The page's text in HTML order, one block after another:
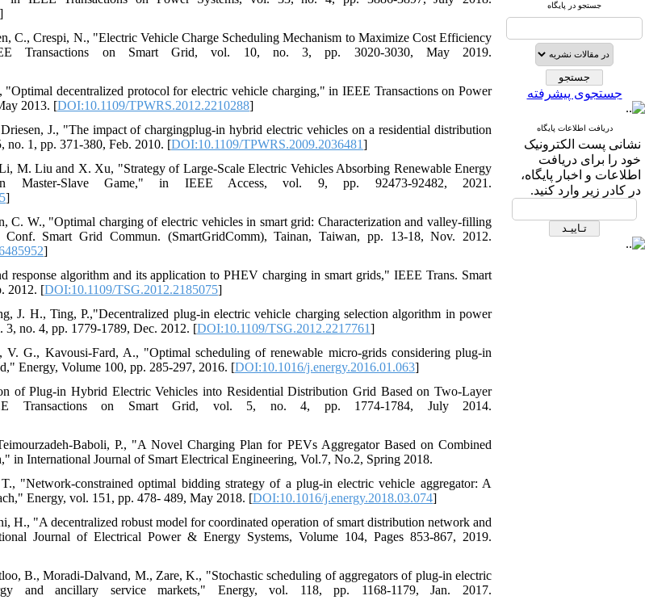
www.search.ricest.ac.ir
www.nqpc.ir
google scholar
جستجو در پایگاه
جستجوی پیشرفته
دریافت اطلاعات پایگاه
نشانی پست الکترونیک
خود را برای دریافت
اطلاعات و اخبار پایگاه،
در کادر زیر وارد کنید.
]
C., Crespi, N., "Electric Vehicle Charge Scheduling Mechanism to Maximize Cost Efficiency
Transactions on Smart Grid, vol. 10, no. 3, pp. 3020-3030, May 2019.
decentralized protocol for electric vehicle charging," in IEEE Transactions on Power
2013. [DOI:10.1109/TPWRS.2012.2210288]
J., "The impact of chargingplug-in hybrid electric vehicles on a residential distribution
no. 1, pp. 371-380, Feb. 2010. [DOI:10.1109/TPWRS.2009.2036481]
M. Liu and X. Xu, "Strategy of Large-Scale Electric Vehicles Absorbing Renewable Energy
Master-Slave Game," in IEEE Access, vol. 9, pp. 92473-92482, 2021.
]
C. W., "Optimal charging of electric vehicles in smart grid: Characterization and valley-filling
Smart Grid Commun. (SmartGridComm), Tainan, Taiwan, pp. 13-18, Nov. 2012.
]
response algorithm and its application to PHEV charging in smart grids," IEEE Trans. Smart
2012. [DOI:10.1109/TSG.2012.2185075]
J. H., Ting, P.,"Decentralized plug-in electric vehicle charging selection algorithm in power
3, no. 4, pp. 1779-1789, Dec. 2012. [DOI:10.1109/TSG.2012.2217761]
G., Kavousi-Fard, A., "Optimal scheduling of renewable micro-grids considering plug-in
Energy, Volume 100, pp. 285-297, 2016. [DOI:10.1016/j.energy.2016.01.063]
of Plug-in Hybrid Electric Vehicles into Residential Distribution Grid Based on Two-Layer
Transactions on Smart Grid, vol. 5, no. 4, pp. 1774-1784, July 2014.
Baboli, P., "A Novel Charging Plan for PEVs Aggregator Based on Combined
in International Journal of Smart Electrical Engineering, Vol.7, No.2, Spring 2018.
"Network-constrained optimal bidding strategy of a plug-in electric vehicle aggregator: A
Energy, vol. 151, pp. 478- 489, May 2018. [DOI:10.1016/j.energy.2018.03.074]
H., "A decentralized robust model for coordinated operation of smart distribution network and
Journal of Electrical Power & Energy Systems, Volume 104, Pages 853-867, 2019.
B., Moradi-Dalvand, M., Zare, K., "Stochastic scheduling of aggregators of plug-in electric
and ancillary service markets," Energy, vol. 118, pp. 1168-1179, Jan. 2017.